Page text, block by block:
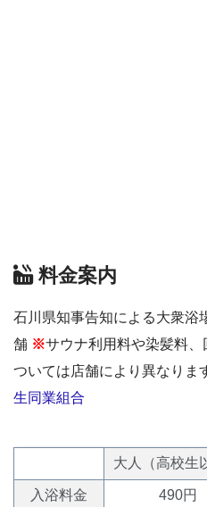
料金案内
石川県知事告知による大衆浴
舗 ※サウナ利用料や染髪料
ついては店舗により異なりま
生同業組合
大人（高校生
入浴料金 490円